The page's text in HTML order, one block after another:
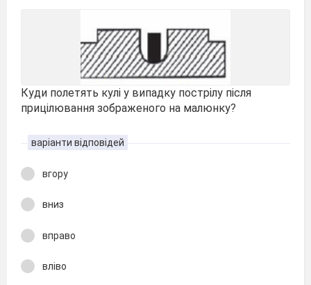
Куди полетять кулі у випадку пострілу після
прицілювання зображеного на малюнку?
варіанти відповідей
вгору
вниз
вправо
вліво